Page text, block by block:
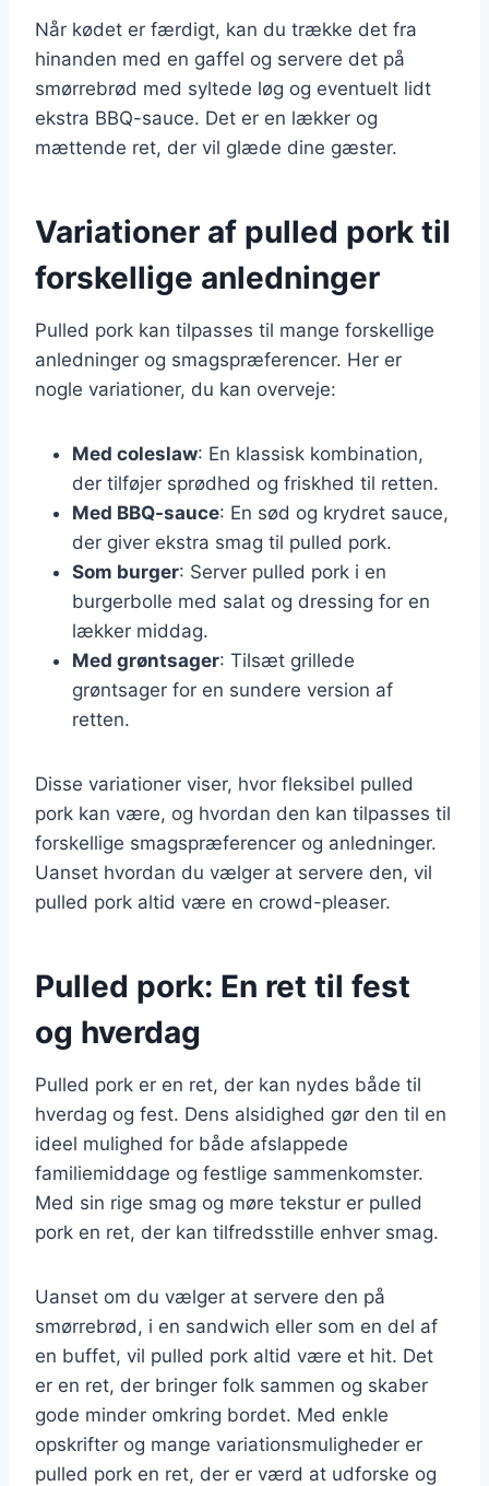
Når kødet er færdigt, kan du trække det fra
hinanden med en gaffel og servere det på
smørrebrød med syltede løg og eventuelt lidt
ekstra BBQ-sauce. Det er en lækker og
mættende ret, der vil glæde dine gæster.
Variationer af pulled pork til
forskellige anledninger
Pulled pork kan tilpasses til mange forskellige
anledninger og smagspræferencer. Her er
nogle variationer, du kan overveje:
Med coleslaw: En klassisk kombination,
der tilføjer sprødhed og friskhed til retten.
Med BBQ-sauce: En sød og krydret sauce,
der giver ekstra smag til pulled pork.
Som burger: Server pulled pork i en
burgerbolle med salat og dressing for en
lækker middag.
Med grøntsager: Tilsæt grillede
grøntsager for en sundere version af
retten.
Disse variationer viser, hvor fleksibel pulled
pork kan være, og hvordan den kan tilpasses til
forskellige smagspræferencer og anledninger.
Uanset hvordan du vælger at servere den, vil
pulled pork altid være en crowd-pleaser.
Pulled pork: En ret til fest
og hverdag
Pulled pork er en ret, der kan nydes både til
hverdag og fest. Dens alsidighed gør den til en
ideel mulighed for både afslappede
familiemiddage og festlige sammenkomster.
Med sin rige smag og møre tekstur er pulled
pork en ret, der kan tilfredsstille enhver smag.
Uanset om du vælger at servere den på
smørrebrød, i en sandwich eller som en del af
en buffet, vil pulled pork altid være et hit. Det
er en ret, der bringer folk sammen og skaber
gode minder omkring bordet. Med enkle
opskrifter og mange variationsmuligheder er
pulled pork en ret, der er værd at udforske og